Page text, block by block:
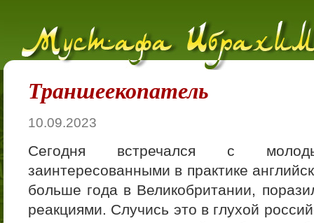
Траншеекопатель
10.09.2023
Сегодня встречался с
заинтересованными в практике
больше года в Великобритании,
реакциями. Случись это в глухой